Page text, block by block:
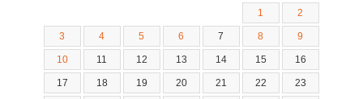
1 2
3 4 5 6 7 8 9
10 11 12 13 14 15 16
17 18 19 20 21 22 23